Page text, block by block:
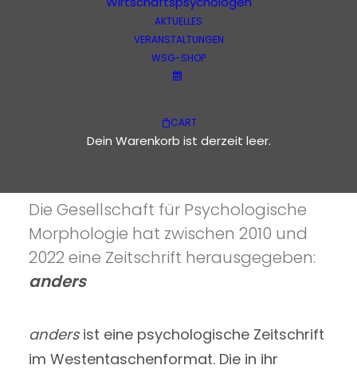
AKTUELLES
VERANSTALTUNGEN
WSG-SHOP
CART
Dein Warenkorb ist derzeit leer.
anders IST ANDERS
Die Gesellschaft für Psychologische
Morphologie hat zwischen 2010 und
2022 eine Zeitschrift herausgegeben:
anders
andersist eine psychologische Zeitschrift
im Westentaschenformat. Die in ihr